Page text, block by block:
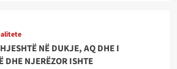
NË DUKJE, AQ DHE I
DHE NJERËZOR ISHTE